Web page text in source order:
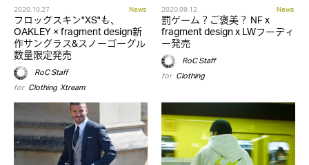
2020.10.27 News
フロッグスキン"XS"も、
OAKLEY × fragment design新
作サングラス&スノーゴーグル
数量限定発売
RoC Staff
for Clothing,Xtream
2020.09.12 News
罰ゲーム？ご褒美？ NF x
fragment design x LWフーディ
ー発売
RoC Staff
for Clothing